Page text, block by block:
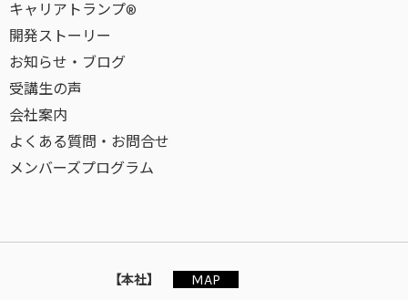
キャリアトランプ®
開発ストーリー
お知らせ・ブログ
受講生の声
会社案内
よくある質問・お問合せ
メンバーズプログラム
【本社】
MAP